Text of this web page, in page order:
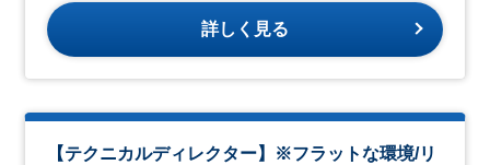
詳しく見る
【テクニカルディレクター】※フラットな環境/リ